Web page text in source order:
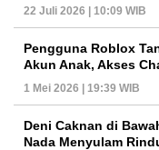
22 Juli 2026 | 10:09 WIB
Pengguna Roblox
Akun Anak, Akses
1 Mei 2026 | 19:39 WIB
Deni Caknan di
Nada Menyulam